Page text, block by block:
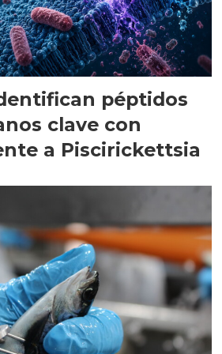
péptidos
clave con
a Piscirickettsia